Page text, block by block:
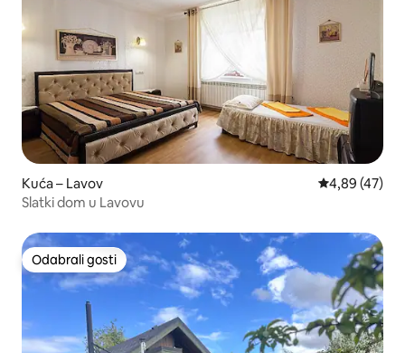
Kuća – Lavov Prosječna
4,89 (47)
Slatki dom u Lavovu
Odabrali gosti
Odabrali gosti